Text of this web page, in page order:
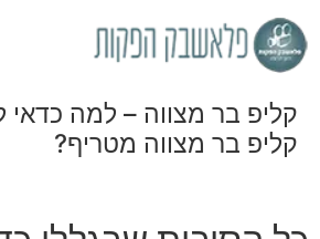
קליפ בר מצווה – למה כדאי
קליפ בר מצווה מטריף?